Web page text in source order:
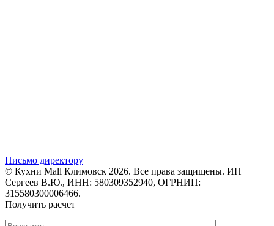
Письмо директору
© Кухни Mall Климовск 2026. Все права защищены. ИП
Сергеев В.Ю., ИНН: 580309352940, ОГРНИП:
315580300006466.
Получить расчет